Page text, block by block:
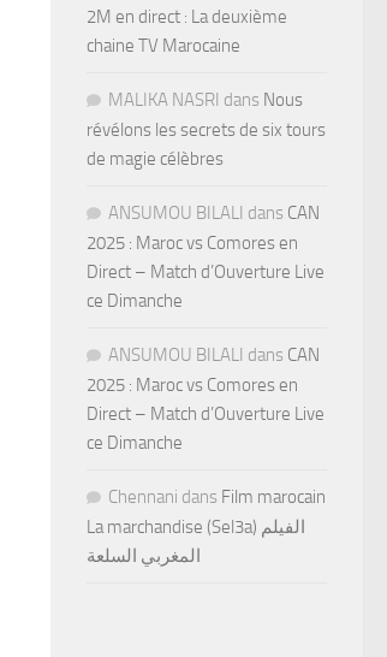
2M en direct : La deuxième
chaine TV Marocaine
MALIKA NASRI dans Nous
révélons les secrets de six tours
de magie célèbres
ANSUMOU BILALI dans CAN
2025 : Maroc vs Comores en
Direct – Match d’Ouverture Live
ce Dimanche
ANSUMOU BILALI dans CAN
2025 : Maroc vs Comores en
Direct – Match d’Ouverture Live
ce Dimanche
Chennani dans Film marocain
La marchandise (Sel3a) الفيلم
المغربي السلعة